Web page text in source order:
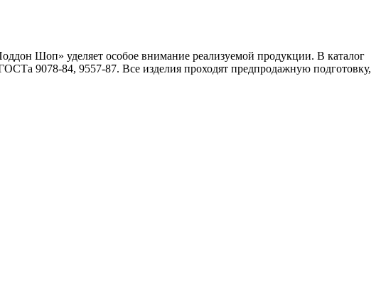
Шоп» уделяет особое внимание реализуемой продукции. В каталог
9078-84, 9557-87. Все изделия проходят предпродажную подготовку,